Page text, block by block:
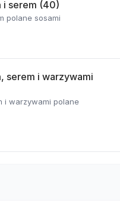
i serem (40)
polane sosami
serem i warzywami
i warzywami polane